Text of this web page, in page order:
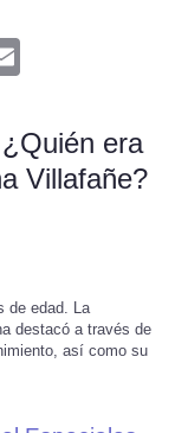
era
Villafañe?
de edad. La
destacó a través de
así como su